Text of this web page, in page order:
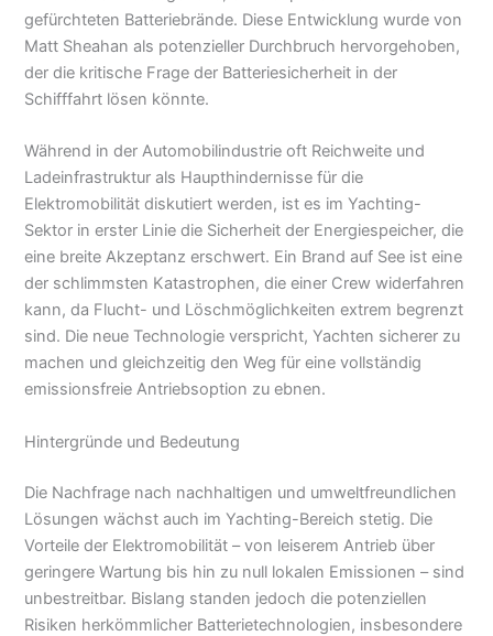
gefürchteten Batteriebrände. Diese Entwicklung wurde von
Matt Sheahan als potenzieller Durchbruch hervorgehoben,
der die kritische Frage der Batteriesicherheit in der
Schifffahrt lösen könnte.
Während in der Automobilindustrie oft Reichweite und
Ladeinfrastruktur als Haupthindernisse für die
Elektromobilität diskutiert werden, ist es im Yachting-
Sektor in erster Linie die Sicherheit der Energiespeicher, die
eine breite Akzeptanz erschwert. Ein Brand auf See ist eine
der schlimmsten Katastrophen, die einer Crew widerfahren
kann, da Flucht- und Löschmöglichkeiten extrem begrenzt
sind. Die neue Technologie verspricht, Yachten sicherer zu
machen und gleichzeitig den Weg für eine vollständig
emissionsfreie Antriebsoption zu ebnen.
Hintergründe und Bedeutung
Die Nachfrage nach nachhaltigen und umweltfreundlichen
Lösungen wächst auch im Yachting-Bereich stetig. Die
Vorteile der Elektromobilität – von leiserem Antrieb über
geringere Wartung bis hin zu null lokalen Emissionen – sind
unbestreitbar. Bislang standen jedoch die potenziellen
Risiken herkömmlicher Batterietechnologien, insbesondere